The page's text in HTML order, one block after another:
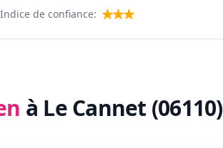
Indice de confiance:
à Le Cannet (06110)